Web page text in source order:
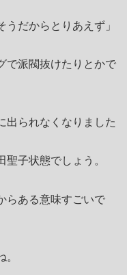
うだからとりあえず」
で派閥抜けたりとかで
出られなくなりました
子状態でしょう。
らある意味すごいで